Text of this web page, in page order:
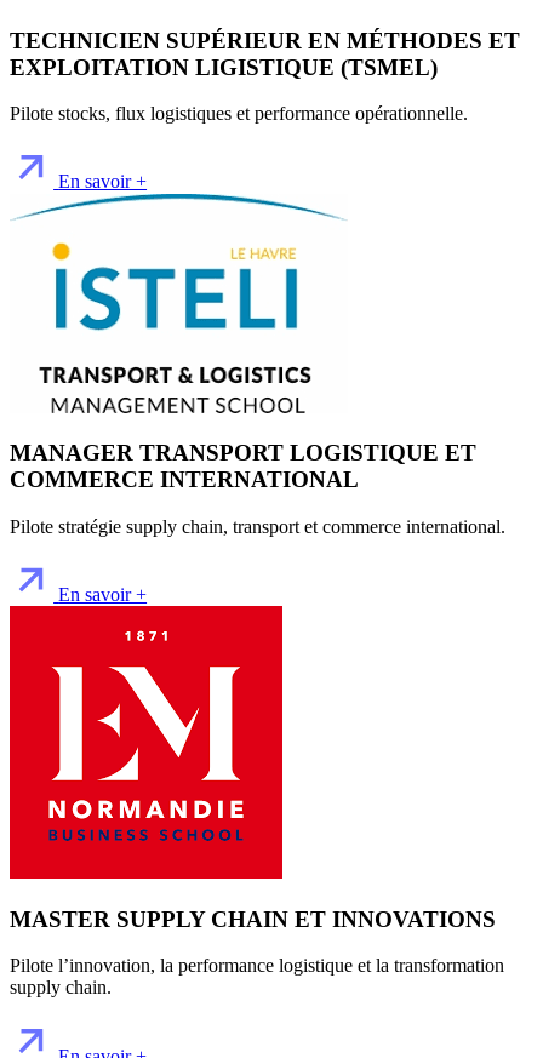
TECHNICIEN SUPÉRIEUR EN MÉTHODES ET
EXPLOITATION LIGISTIQUE (TSMEL)
Pilote stocks, flux logistiques et performance opérationnelle.
En savoir +
MANAGER TRANSPORT LOGISTIQUE ET
COMMERCE INTERNATIONAL
Pilote stratégie supply chain, transport et commerce international.
En savoir +
MASTER SUPPLY CHAIN ET INNOVATIONS
Pilote l’innovation, la performance logistique et la transformation
supply chain.